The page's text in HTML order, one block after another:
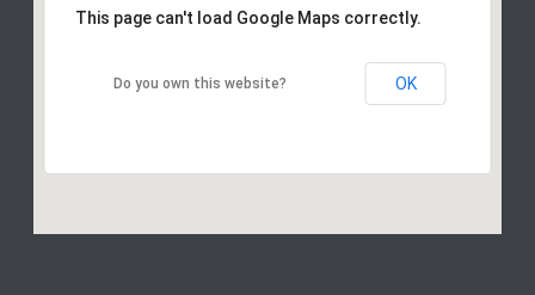
This page can't load Google Maps correctly.
Do you own this website? OK